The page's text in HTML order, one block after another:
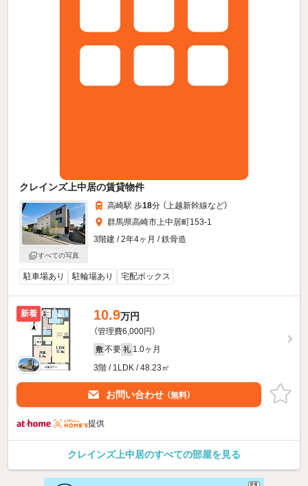
クレインズ上中居の賃貸物件
すべての写真
高崎駅 歩18分 （上越新幹線など）
群馬県高崎市上中居町153-1
3階建 / 2年4ヶ月 / 鉄骨造
駐車場あり 駐輪場あり 宅配ボックス
新着 10.9万円
（管理費6,000円）
敷 不要 礼 1.0ヶ月
3階 / 1LDK / 48.23㎡
お問い合わせ （無料）
提供
クレインズ上中居のすべての部屋を見る